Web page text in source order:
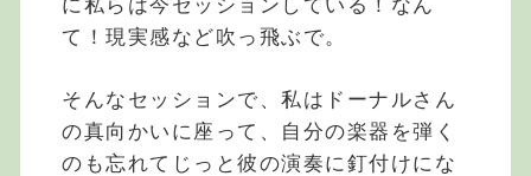
に私らは今セッションしている！なん
て！現実感など吹っ飛ぶで。
そんなセッションで、私はドーナルさん
の真向かいに座って、自分の楽器を弾く
のも忘れてじっと彼の演奏に釘付けにな